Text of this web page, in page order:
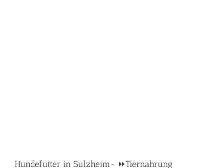
Hundefutter in Sulzheim- ⏩Tiernahrung